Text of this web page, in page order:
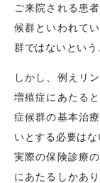
ご来院される患
候群といわれて
群ではないという
しかし、例えリ
増殖症にあたる
症候群の基本治
いとする必要はな
実際の保険診療
にあたるしかあ